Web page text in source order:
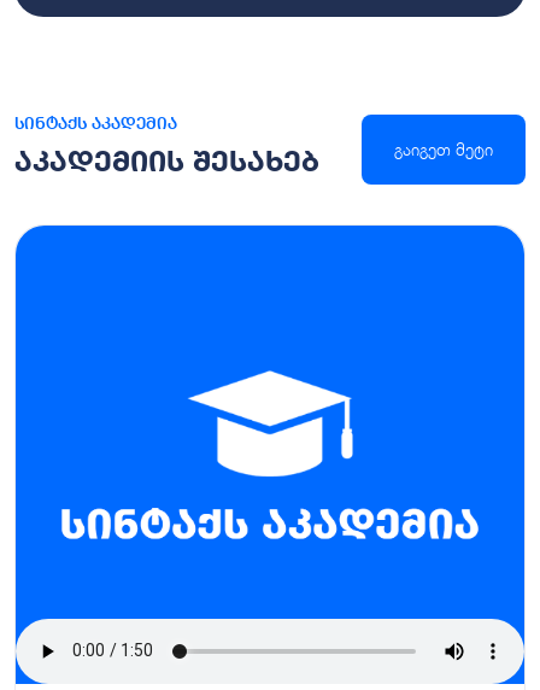
სინტაქს აკადემია
აკადემიის შესახებ გაიგეთ მეტი